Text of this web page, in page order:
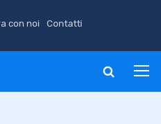
con noi Contatti